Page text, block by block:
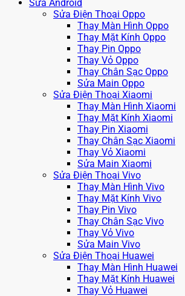
Sửa Android
Sửa Điện Thoại Oppo
Thay Màn Hình Oppo
Thay Mặt Kính Oppo
Thay Pin Oppo
Thay Vỏ Oppo
Thay Chân Sạc Oppo
Sửa Main Oppo
Sửa Điện Thoại Xiaomi
Thay Màn Hình Xiaomi
Thay Mặt Kính Xiaomi
Thay Pin Xiaomi
Thay Chân Sạc Xiaomi
Thay Vỏ Xiaomi
Sửa Main Xiaomi
Sửa Điện Thoại Vivo
Thay Màn Hình Vivo
Thay Mặt Kính Vivo
Thay Pin Vivo
Thay Chân Sạc Vivo
Thay Vỏ Vivo
Sửa Main Vivo
Sửa Điện Thoại Huawei
Thay Màn Hình Huawei
Thay Mặt Kính Huawei
Thay Vỏ Huawei